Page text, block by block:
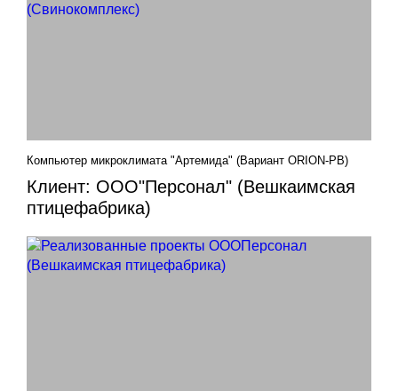
Клиент: ООО"Персонал" (Вешкаимская
птицефабрика)
Компьютер микроклимата "Артемида" (Вариант ORION-PB)